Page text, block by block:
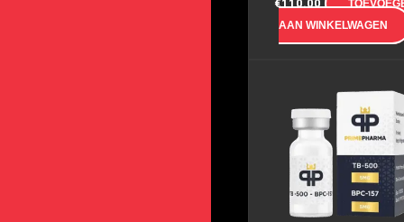
€110.00
AAN WINKELWAGEN